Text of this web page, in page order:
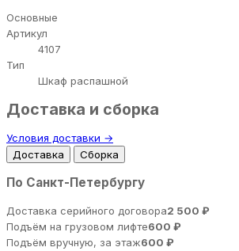
Основные
Артикул
4107
Тип
Шкаф распашной
Доставка и сборка
Условия доставки →
Доставка
Сборка
По Санкт-Петербургу
Доставка серийного договора2 500 ₽
Подъём на грузовом лифте600 ₽
Подъём вручную, за этаж600 ₽